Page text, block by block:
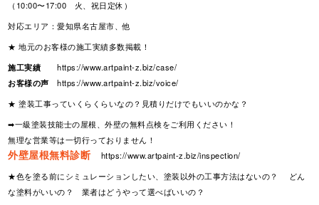
（10:00〜17:00 火、祝日定休）
対応エリア：愛知県名古屋市、他
★ 地元のお客様の施工実績多数掲載！
施工実績
https://www.artpaint-z.biz/case/
お客様の声
https://www.artpaint-z.biz/voice/
★ 塗装工事っていくらくらいなの？見積りだけでもいいのかな？
➡一級塗装技能士の屋根、外壁の無料点検をご利用ください！
無理な営業等は一切行っておりません！
外壁屋根無料診断
https://www.artpaint-z.biz/inspection/
★色を塗る前にシミュレーションしたい、塗装以外の工事方法はないの？ どん
な塗料がいいの？ 業者はどうやって選べばいいの？